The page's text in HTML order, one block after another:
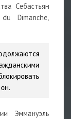
Себастьян
Dimanche,
он.
Эммануэль